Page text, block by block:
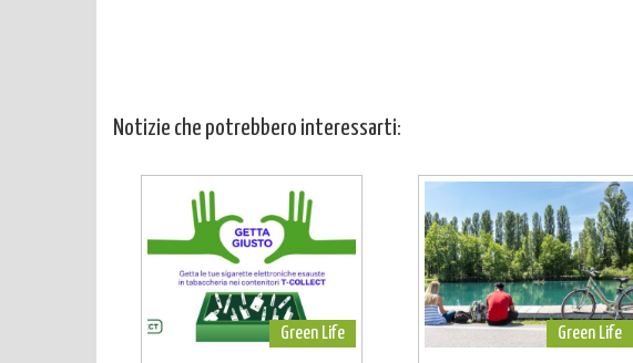
Notizie che potrebbero interessarti:
Green Life Green Life